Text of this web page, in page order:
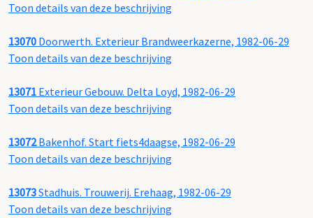
Toon details van deze beschrijving
13070 Doorwerth. Exterieur Brandweerkazerne, 1982-06-29
Toon details van deze beschrijving
13071 Exterieur Gebouw. Delta Loyd, 1982-06-29
Toon details van deze beschrijving
13072Bakenhof. Start fiets4daagse, 1982-06-29
Toon details van deze beschrijving
13073Stadhuis. Trouwerij. Erehaag, 1982-06-29
Toon details van deze beschrijving